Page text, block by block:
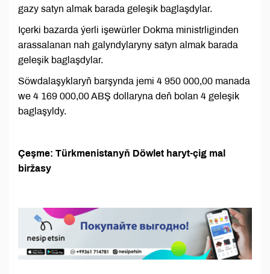
gazy satyn almak barada geleşik baglaşdylar.
Içerki bazarda ýerli işewürler Dokma ministrliginden
arassalanan nah galyndylaryny satyn almak barada
geleşik baglaşdylar.
Söwdalaşyklaryň barşynda jemi 4 950 000,00 manada
we 4 169 000,00 ABŞ dollaryna deň bolan 4 geleşik
baglaşyldy.
Çeşme: Türkmenistanyň Döwlet haryt-çig mal
biržasy